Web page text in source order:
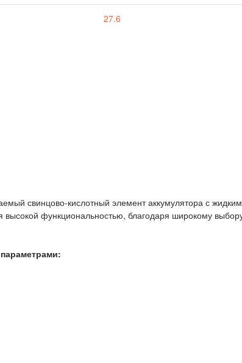
27.6
свинцово-кислотный элемент аккумулятора с жидким
высокой функциональностью, благодаря широкому